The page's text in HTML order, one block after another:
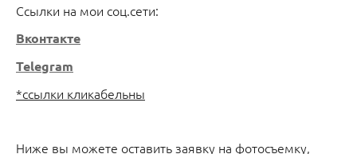
Ссылки на мои соц.сети:
Вконтакте
Telegram
*ссылки кликабельны
Ниже вы можете оставить заявку на фотосъемку,